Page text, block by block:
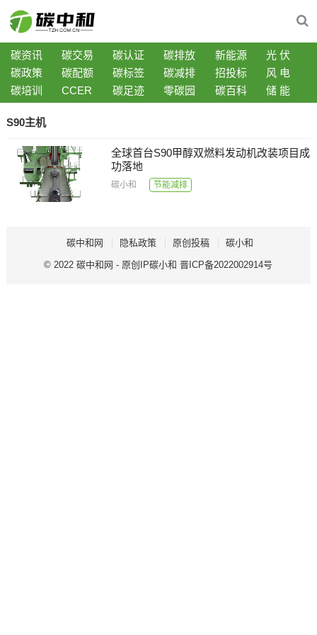
碳资讯 碳交易 碳认证 碳排放 新能源
光 伏
碳政策
碳配额 碳标签 碳减排 招投标
风 电
碳培训
CCER 碳足迹 零碳园 碳百科 储 能
S90主机
全球首台S90甲醇双燃料发动机改装项目成
功落地
碳小和 节能减排
碳中和网 隐私政策 原创投稿 碳小和
© 2022碳中和网 - 原创IP碳小和 晋ICP备2022002914号